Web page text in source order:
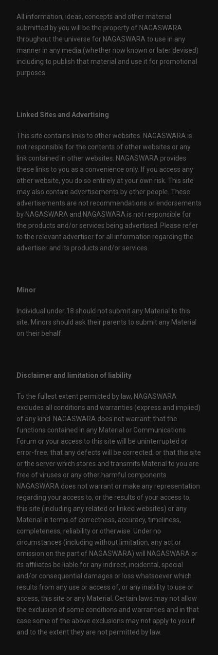
All information, ideas, concepts and other material
submitted by you will be the property of NAGASWARA
throughout the universe for NAGASWARA to use in any
manner in any media (whether now known or later devised)
including to publish that material and use it for promotional
purposes.
Linked Sites and Advertising
This site contains links to other websites. NAGASWARA is
not responsible for the contents of other websites or any
link contained in other websites. NAGASWARA provides
these links to you as a convenience only. If you access any
other website, you do so entirely at your own risk. This site
may also contain advertisements by other people. These
advertisements are not recommendations or endorsements
by NAGASWARA and NAGASWARA is not responsible for
the products and/or services being advertised. Please refer
to the relevant advertiser for all information regarding the
advertiser and its products and/or services.
Minor
Individual under 18 should not submit any Material to this
site. Minors should ask their parents to submit any Material
on their behalf.
Disclaimer and limitation of liability
To the fullest extent permitted by law, NAGASWARA
excludes all conditions and warranties (express and implied)
of any kind. NAGASWARA does not warrant: that the
functions contained in any Material or Communications
Forum or your access to this site will be uninterrupted or
error-free; that any defects will be corrected; or that this site
or the server which stores and transmits Material to you are
free of viruses or any other harmful components.
NAGASWARA does not warrant or make any representation
regarding your access to, or the results of your access to,
this site (including any related or linked websites) or any
Material in terms of correctness, accuracy, timeliness,
completeness, reliability or otherwise. Under no
circumstances (including without limitation, any act or
omission on the part of NAGASWARA) will NAGASWARA or
its affiliates be liable for any indirect, incidental, special
and/or consequential damages or loss whatsoever which
results from any use or access of, or any inability to use or
access, this site or any Material. Certain laws may not allow
the exclusion of some conditions and warranties and in that
case some of the above exclusions may not apply to you if
and to the extent they are not permitted by law.